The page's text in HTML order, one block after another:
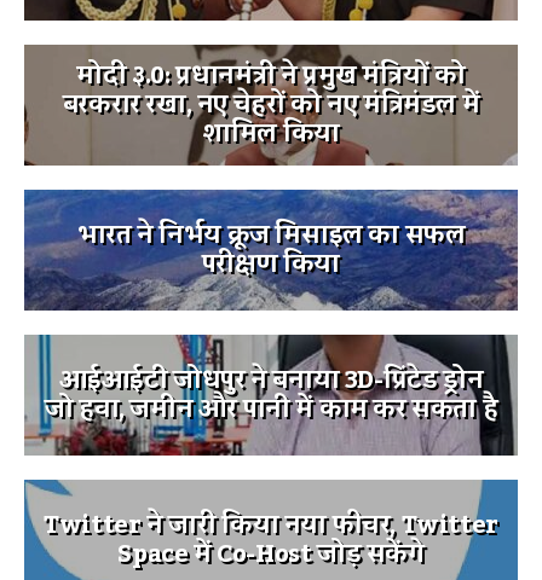
मोदी ३.0: प्रधानमंत्री ने प्रमुख मंत्रियों को
बरकरार रखा, नए चेहरों को नए मंत्रिमंडल में
शामिल किया
भारत ने निर्भय क्रूज मिसाइल का सफल
परीक्षण किया
आईआईटी जोधपुर ने बनाया 3D-प्रिंटेड ड्रोन
जो हवा, जमीन और पानी में काम कर सकता है
Twitter ने जारी किया नया फीचर, Twitter
Space में Co-Host जोड़ सकेंगे